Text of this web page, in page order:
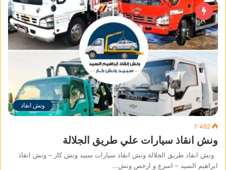
ونش انقاذ
1٬462
ونش انقاذ سيارات علي طريق الجلالة
ونش انقاذ طريق الجلالة ونش انقاذ سيارات سبيد ونش كار – ونش انقاذ
ابراهيم السيد – اسرع و ارخص ونش…